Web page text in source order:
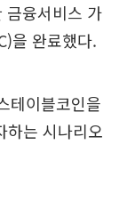
금융서비스 가
을 완료했다.
테이블코인을
하는 시나리오